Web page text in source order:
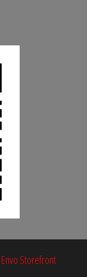
Envo Storefront